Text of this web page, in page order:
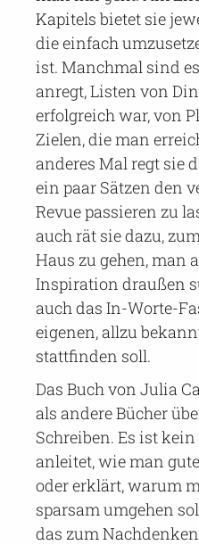
Kapitels bietet sie
die einfach
ist. Manchmal sind
anregt, Listen von
erfolgreich war, von
Zielen, die man
anderes Mal regt sie
ein paar Sätzen den
Revue passieren zu
auch rät sie dazu,
Haus zu gehen, man
Inspiration draußen
auch das In-Worte-
eigenen, allzu
stattfinden soll.
Das Buch von Julia
als andere Bücher
Schreiben. Es ist kein
anleitet, wie man
oder erklärt, warum
sparsam umgehen
das zum